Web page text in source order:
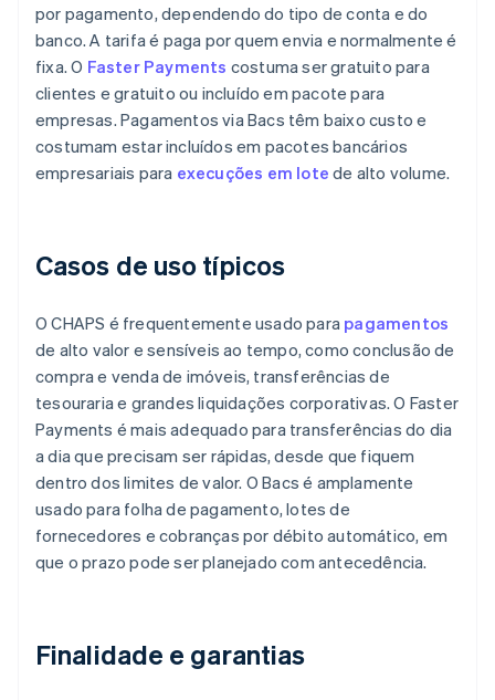
por pagamento, dependendo do tipo de conta e do
banco. A tarifa é paga por quem envia e normalmente é
fixa. O Faster Payments costuma ser gratuito para
clientes e gratuito ou incluído em pacote para
empresas. Pagamentos via Bacs têm baixo custo e
costumam estar incluídos em pacotes bancários
empresariais para execuções em lote de alto volume.
Casos de uso típicos
O CHAPS é frequentemente usado para pagamentos
de alto valor e sensíveis ao tempo, como conclusão de
compra e venda de imóveis, transferências de
tesouraria e grandes liquidações corporativas. O Faster
Payments é mais adequado para transferências do dia
a dia que precisam ser rápidas, desde que fiquem
dentro dos limites de valor. O Bacs é amplamente
usado para folha de pagamento, lotes de
fornecedores e cobranças por débito automático, em
que o prazo pode ser planejado com antecedência.
Finalidade e garantias